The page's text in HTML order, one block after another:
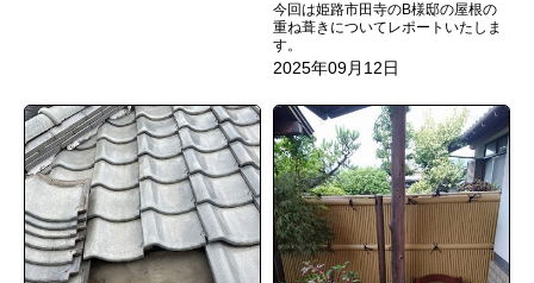
今回は姫路市田寺のB様邸の屋根の
重ね葺きについてレポートいたしま
す。
2025年09月12日